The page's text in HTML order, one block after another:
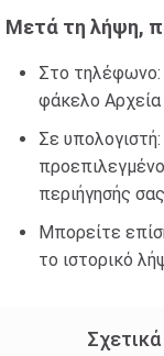
Μετά τη λήψη,
Στο τηλέφωνο:
φάκελο
Σε
περιήγησής
Μπορείτε
το ιστορικό
Σχετικά